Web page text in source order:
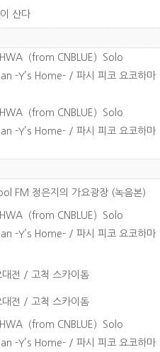
산다
（from CNBLUE）Solo
-Y’s Home- / 파시 피코 요코하마
（from CNBLUE）Solo
-Y’s Home- / 파시 피코 요코하마
FM 정은지의 가요광장 (녹음본)
（from CNBLUE）Solo
-Y’s Home- / 파시 피코 요코하마
전 / 고척 스카이돔
전 / 고척 스카이돔
（from CNBLUE）Solo
-Y’s Home- / 파시 피코 요코하마